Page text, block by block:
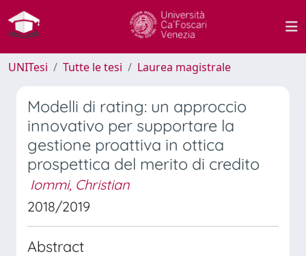
UNITesi Tutte le tesi Laurea magistrale
Modelli di rating: un approccio
innovativo per supportare la
gestione proattiva in ottica
prospettica del merito di credito
Iommi, Christian
2018/2019
Abstract